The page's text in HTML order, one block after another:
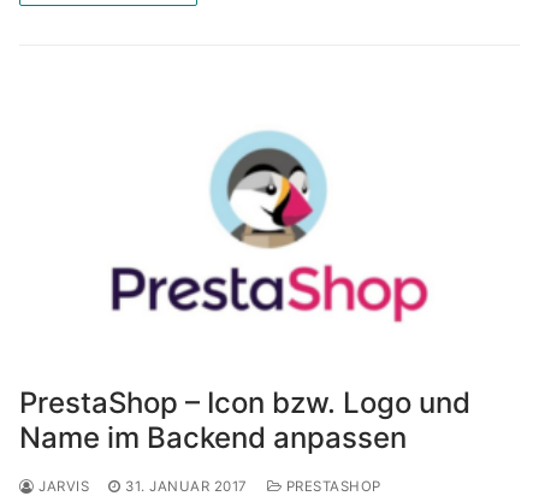
PrestaShop – Icon bzw. Logo und
Name im Backend anpassen
JARVIS 31. JANUAR 2017
PRESTASHOP